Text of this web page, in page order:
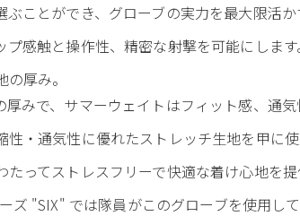
ことができ、グローブの実力を最大限活か
感触と操作性、精密な射撃を可能にします
厚み。
みで、サマーウェイトはフィット感、通気
・通気性に優れたストレッチ生地を甲に使
ってストレスフリーで快適な着け心地を提
"SIX" では隊員がこのグローブを使用して